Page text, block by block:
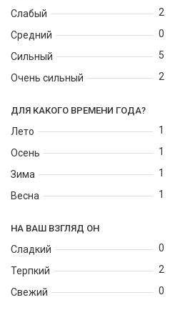
Слабый
Средний
Сильный
Очень сильный
2
0
5
2
ДЛЯ КАКОГО ВРЕМЕНИ ГОДА?
Лето
Осень
Зима
Весна
1
1
1
1
НА ВАШ ВЗГЛЯД ОН
Сладкий
Терпкий
Свежий
0
2
0